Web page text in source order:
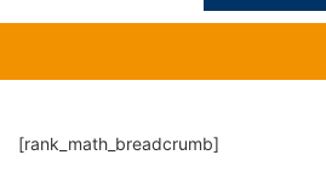
[rank_math_breadcrumb]